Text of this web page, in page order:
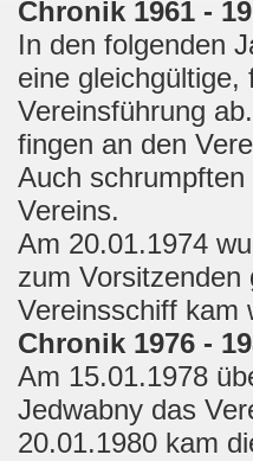
Chronik 1961 -
In den folgenden
eine gleichgültige,
Vereinsführung
fingen an den
Auch
Vereins.
Am 20.01.1974
zum Vorsitzenden
Vereinsschiff kam
Chronik 1976 -
Am 15.01.1978
Jedwabny das
20.01.1980 kam